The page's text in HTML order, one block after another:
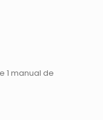
1 manual de